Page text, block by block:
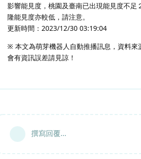
影響能見度，桃園及臺南已出現能見度不足
隆能見度亦較低，請注意。
更新時間：2023/12/30 03:19:04
※ 本文為萌芽機器人自動推播訊息，資料來
會有資訊誤差請見諒！
撰寫回覆...